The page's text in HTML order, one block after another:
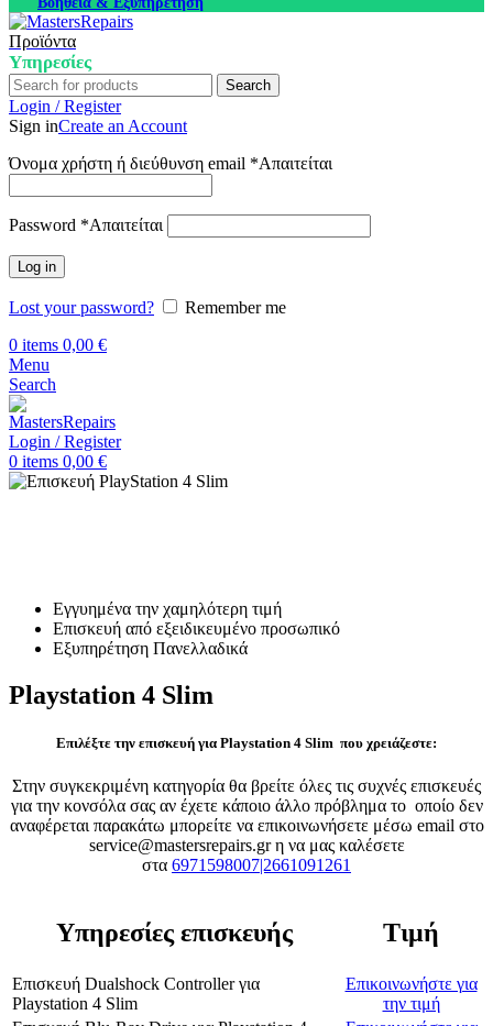
Προϊόντα
Υπηρεσίες
Search
Login / Register
Sign inCreate an Account
Όνομα χρήστη ή διεύθυνση email *Απαιτείται
Password *Απαιτείται
Log in
Lost your password?
Remember me
0 items 0,00 €
Menu
Search
Login / Register
0 items 0,00 €
Εγγυημένα την χαμηλότερη τιμή
Επισκευή από εξειδικευμένο προσωπικό
Εξυπηρέτηση Πανελλαδικά
Playstation 4 Slim
Επιλέξτε την επισκευή για Playstation 4 Slim που χρειάζεστε:
Στην συγκεκριμένη κατηγορία θα βρείτε όλες τις συχνές επισκευές
για την κονσόλα σας αν έχετε κάποιο άλλο πρόβλημα το οποίο δεν
αναφέρεται παρακάτω μπορείτε να επικοινωνήσετε μέσω email στο
service@mastersrepairs.gr η να μας καλέσετε
στα 6971598007|2661091261
Υπηρεσίες επισκευής Τιμή
Επισκευή Dualshock Controllerγια
Playstation 4 Slim
Επικοινωνήστε για
την τιμή